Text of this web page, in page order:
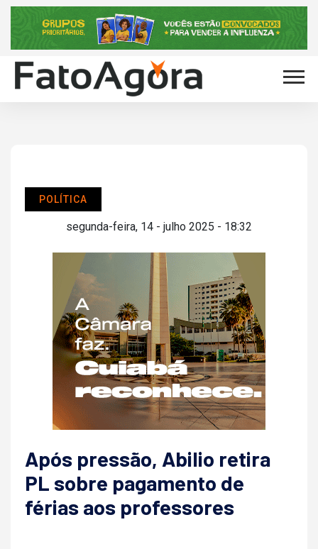
POLÍTICA
segunda-feira, 14 - julho 2025 - 18:32
Após pressão, Abilio retira
PL sobre pagamento de
férias aos professores